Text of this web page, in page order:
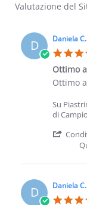
Valutazione del
D Daniela C.
Ottimo
Review
review
Ottimo
Su
di
D Daniela C.